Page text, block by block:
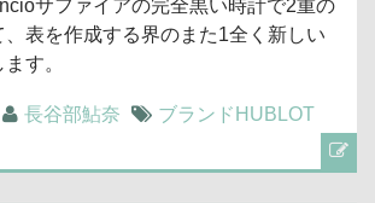
サファイアの完全黒い時計で2重の
表を作成する界のまた1全く新しい
す。
長谷部鮎奈
ブランドHUBLOT